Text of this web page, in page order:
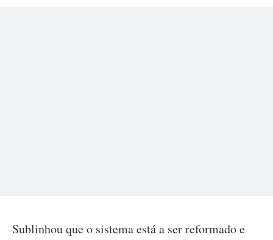
Sublinhou que o sistema está a ser reformado e